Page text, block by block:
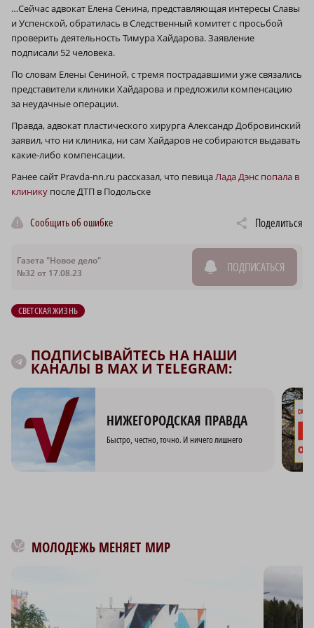
…Сейчас адвокат Елена Сенина, представляющая интересы Славы
и Успенской, обратилась в Следственный комитет с просьбой
проверить деятельность Тимура Хайдарова. Заявление
подписали 52 человека.
По словам Елены Сениной, с тремя пострадавшими уже связались
представители клиники Хайдарова и предложили компенсацию
за неудачные операции.
Правда, адвокат пластического хирурга Александр Добровинский
заявил, что ни клиника, ни сам Хайдаров не собираются выдавать
какие-либо компенсации.
Ранее сайт Pravda-nn.ru рассказал, что певицаЛада Дэнс попала в
клинику после ДТП в Подольске
Сообщить об ошибке Поделиться
Газета "Новое дело"
№32 от 17.08.23
ПОДПИСАТЬСЯ
СВЕТСКАЯ ЖИЗНЬ
ПОДПИСЫВАЙТЕСЬ НА НАШИ
КАНАЛЫ В MAX И TELEGRAM:
НИЖЕГОРОДСКАЯ ПРАВДА
Быстро, честно, точно. И ничего лишнего
МОЛОДЕЖЬ МЕНЯЕТ МИР